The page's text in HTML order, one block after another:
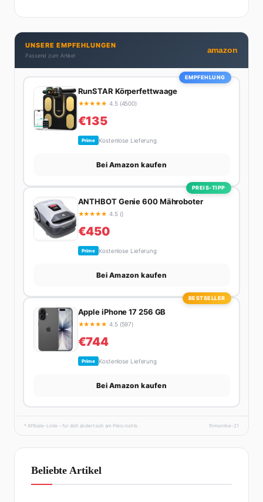
Brunch-Spot der Stadt. Ihre Interior-Tipps basieren
auf echter Erfahrung – ihre Wohnung wurde schon
zweimal in Design-Blogs gefeatured.
UNSERE EMPFEHLUNGEN
Passend zum Artikel
amazon
EMPFEHLUNG
RunSTAR Körperfettwaage
★★★★★ 4.5 (4500)
€135
Prime Kostenlose Lieferung
Bei Amazon kaufen
PREIS-TIPP
ANTHBOT Genie 600 Mähroboter
★★★★★ 4.5 ()
€450
Prime Kostenlose Lieferung
Bei Amazon kaufen
BESTSELLER
Apple iPhone 17 256 GB
★★★★★ 4.5 (597)
€744
Prime Kostenlose Lieferung
Bei Amazon kaufen
* Affiliate-Links – für dich ändert sich am Preis nichts. fhmonline-21
Beliebte Artikel